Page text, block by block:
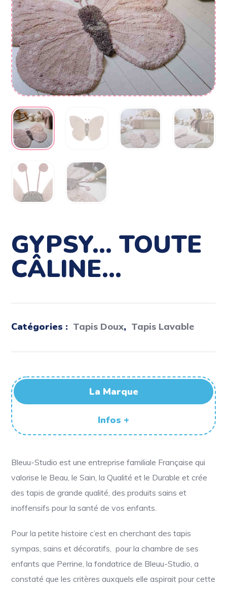
GYPSY… TOUTE
CÂLINE…
Catégories : Tapis Doux, Tapis Lavable
La Marque
Infos +
Bleuu-Studio est une entreprise familiale Française qui
valorise le Beau, le Sain, la Qualité et le Durable et crée
des tapis de grande qualité, des produits sains et
inoffensifs pour la santé de vos enfants.
Pour la petite histoire c’est en cherchant des tapis
sympas, sains et décoratifs, pour la chambre de ses
enfants que Perrine, la fondatrice de Bleuu-Studio, a
constaté que les critères auxquels elle aspirait pour cette